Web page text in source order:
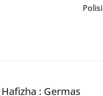
Polisi
Hafizha : Germas